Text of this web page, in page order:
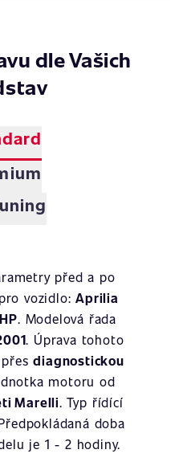
dle Vašich
před a po
pro vozidlo:Aprilia
. Modelová řada
. Úprava tohoto
přesdiagnostickou
motoru od
Marelli. Typ řídící
doba
je 1 - 2 hodiny.